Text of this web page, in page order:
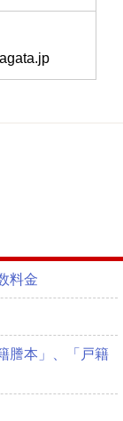
料金
謄本」、「戸籍